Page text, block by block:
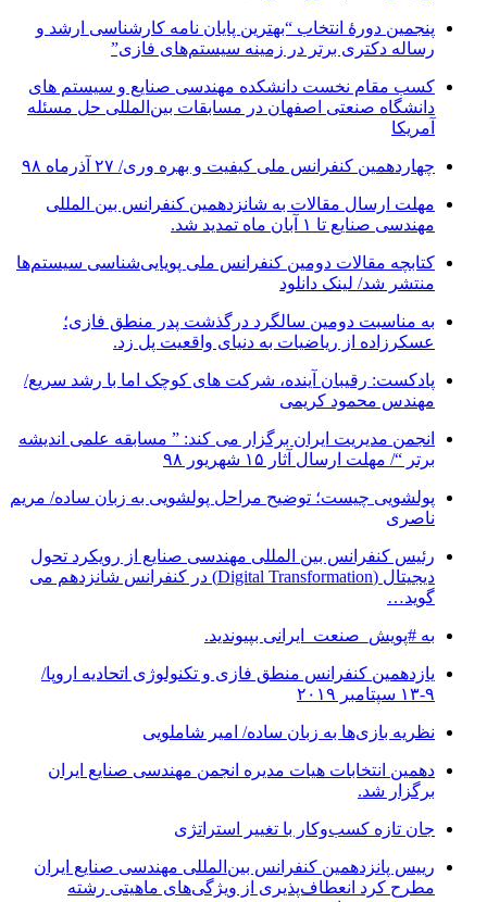
پنجمین دورۀ انتخاب “بهترین پایان ­نامه کارشناسی­ ارشد و
رساله دکتری برتر در زمینه سیستم‌های فازی”
کسب مقام نخست دانشکده مهندسی صنایع و سیستم های
دانشگاه صنعتی اصفهان در مسابقات بین‌المللی حل مسئله
آمریکا
چهاردهمین کنفرانس ملی کیفیت و بهره وری/ ۲۷ آذرماه ۹۸
مهلت ارسال مقالات به شانزدهمین کنفرانس بین المللی
مهندسی صنایع تا ۱ آبان ماه تمدید شد.
کتابچه مقالات دومین کنفرانس ملی پویایی‌شناسی سیستم‌ها
منتشر شد/ لینک دانلود
به مناسبت دومین سالگرد درگذشت پدر منطق فازی؛
عسکرزاده از ریاضیات به دنیای واقعیت پل زد.
پادکست: رقیبان آینده، شرکت های کوچک اما با رشد سریع/
مهندس محمود کریمی
انجمن مدیریت ایران برگزار می کند: ” مسابقه علمی اندیشه
برتر “/ مهلت ارسال آثار ۱۵ شهریور ۹۸
پولشویی چیست؛ توضیح مراحل پولشویی به زبان ساده/ مریم
ناصری
رئیس کنفرانس بین المللی مهندسی صنایع از رویکرد تحول
دیجیتال (Digital Transformation) در کنفرانس شانزدهم می
گوید…
به #پویش_صنعت_ایرانی بپیوندید.
یازدهمین کنفرانس منطق فازی و تکنولوژی اتحادیه اروپا/
۹-۱۳ سپتامبر ۲۰۱۹
نظریه بازی‌ها به زبان ساده/ امیر شاملویی
دهمین انتخابات هیات مدیره انجمن مهندسی صنایع ایران
برگزار شد.
جان تازه کسب‌وکار با تغییر استراتژی
رییس پانزدهمین کنفرانس بین‌المللی مهندسی صنایع ایران
مطرح کرد انعطاف‌پذیری از ویژگی‌های ماهیتی رشته